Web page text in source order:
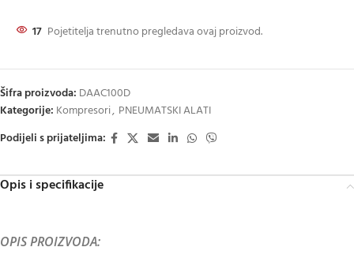
17 Pojetitelja trenutno pregledava ovaj proizvod.
Šifra proizvoda: DAAC100D
Kategorije: Kompresori, PNEUMATSKI ALATI
Podijeli s prijateljima:
Opis i specifikacije
OPIS PROIZVODA: